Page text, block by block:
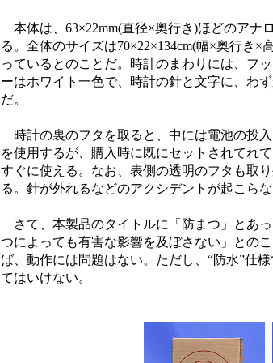
本体は、63×22mm(直径×奥行き)ほどのアナ
る。全体のサイズは70×22×134cm(幅×奥行き
っているとのことだ。時計のまわりには、フ
ーはホワイト一色で、時計の針と文字に、わ
だ。
時計の裏のフタを取ると、中には電池の投
を使用するが、購入時に既にセットされてれ
すぐに使える。なお、表側の透明のフタも取
る。針が外れるなどのアクシデントが起こら
さて、本製品のタイトルに「防まつ」とあ
つによっても有害な影響を及ぼさない」との
ば、動作には問題はない。ただし、“防水”仕
てはいけない。